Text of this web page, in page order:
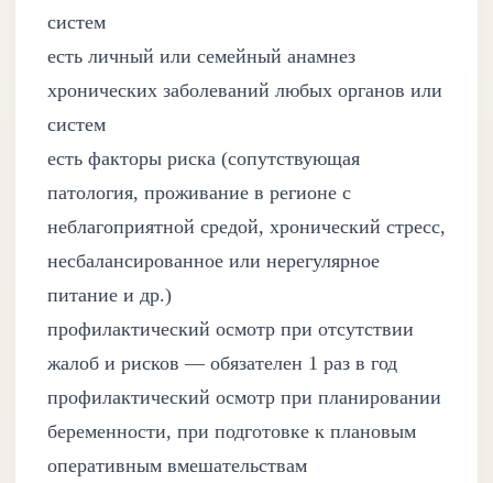
систем
есть личный или семейный анамнез
хронических заболеваний любых органов или
систем
есть факторы риска (сопутствующая
патология, проживание в регионе с
неблагоприятной средой, хронический стресс,
несбалансированное или нерегулярное
питание и др.)
профилактический осмотр при отсутствии
жалоб и рисков — обязателен 1 раз в год
профилактический осмотр при планировании
беременности, при подготовке к плановым
оперативным вмешательствам